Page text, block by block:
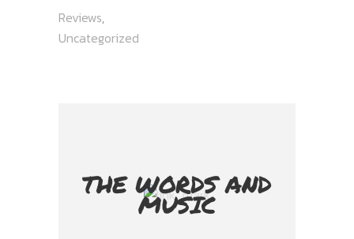
Reviews,
Uncategorized
THE WORDS AND
MUSIC